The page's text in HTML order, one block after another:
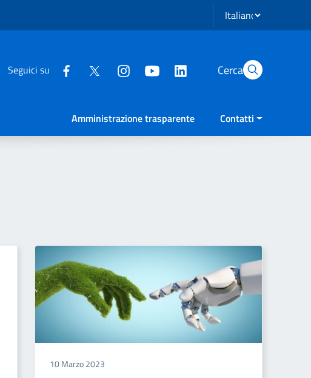
Seleziona lingua
Seguici su Cerca
Amministrazione trasparente Contatti
10 Marzo 2023